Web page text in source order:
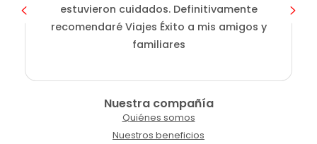
estuvieron cuidados. Definitivamente
recomendaré Viajes Éxito a mis amigos y
familiares
Nuestra compañía
Quiénes somos
Nuestros beneficios